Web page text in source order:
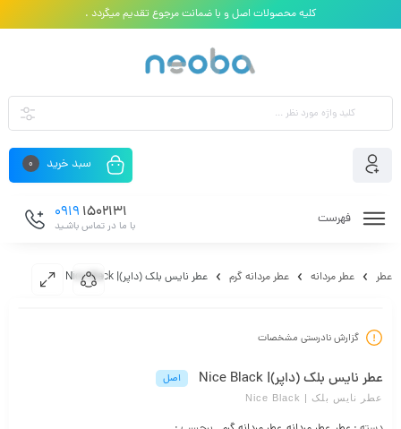
کلیه محصولات اصل و با ضمانت مرجوع تقدیم میگردد .
سبد خرید 0
فهرست 1502131
0919
با ما در تماس باشـید
عطر عطر مردانه عطر مردانه گرم عطر نایس بلک (داپر)| Nice Black
گزارش نادرستی مشخصات
عطر نایس بلک (داپر)| Nice Black اصل
عطر نایس بلک | Nice Black